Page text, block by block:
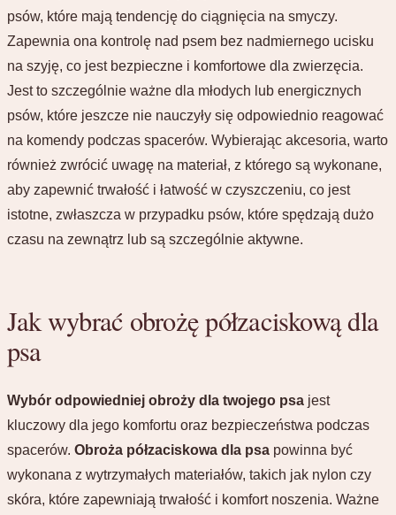
psów, które mają tendencję do ciągnięcia na smyczy.
Zapewnia ona kontrolę nad psem bez nadmiernego ucisku
na szyję, co jest bezpieczne i komfortowe dla zwierzęcia.
Jest to szczególnie ważne dla młodych lub energicznych
psów, które jeszcze nie nauczyły się odpowiednio reagować
na komendy podczas spacerów. Wybierając akcesoria, warto
również zwrócić uwagę na materiał, z którego są wykonane,
aby zapewnić trwałość i łatwość w czyszczeniu, co jest
istotne, zwłaszcza w przypadku psów, które spędzają dużo
czasu na zewnątrz lub są szczególnie aktywne.
Jak wybrać obrożę półzaciskową dla
psa
Wybór odpowiedniej obroży dla twojego psa jest
kluczowy dla jego komfortu oraz bezpieczeństwa podczas
spacerów. Obroża półzaciskowa dla psa powinna być
wykonana z wytrzymałych materiałów, takich jak nylon czy
skóra, które zapewniają trwałość i komfort noszenia. Ważne